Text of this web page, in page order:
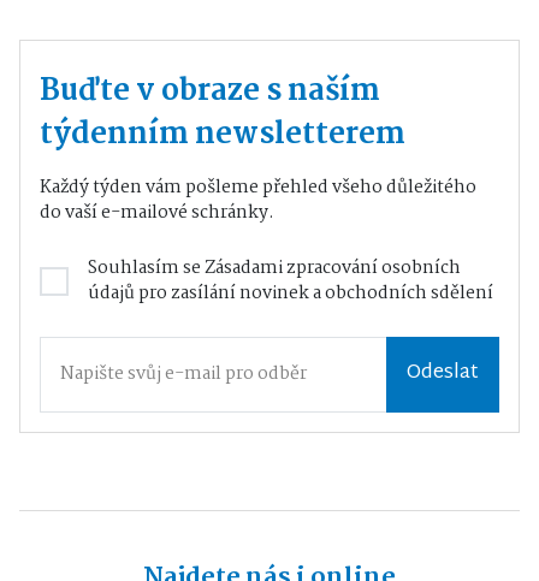
Buďte v obraze s naším
týdenním newsletterem
Každý týden vám pošleme přehled všeho důležitého
do vaší e-mailové schránky.
Souhlasím seZásadami zpracování osobních
údajůpro zasílání novinek a obchodních sdělení
Odeslat